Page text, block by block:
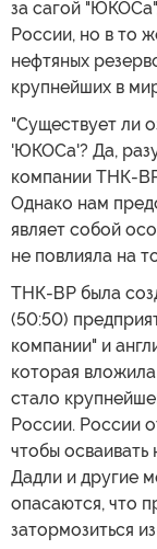
за сагой
России, но в то
нефтяных
крупнейших в
"Существует ли
'ЮКОСа'? Да,
компании ТНК-
Однако нам
являет собой
не повлияла на
ТНК-ВР была
(50:50)
компании" и
которая
стало
России. России
чтобы
Дадли и другие
опасаются, что
затормозиться